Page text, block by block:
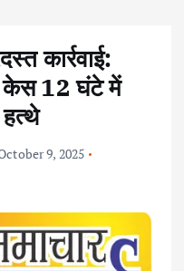
कार्रवाई:
केस 12 घंटे में
9, 2025